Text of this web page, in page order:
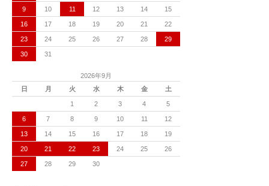
9 10 11 12 13 14 15
16 17 18 19 20 21 22
23 24 25 26 27 28 29
30 31
2026年9月
日
月 火 水 木 金 土
1 2 3 4 5
6 7 8 9 10 11 12
13 14 15 16 17 18 19
20 21 22 23 24 25 26
27 28 29 30